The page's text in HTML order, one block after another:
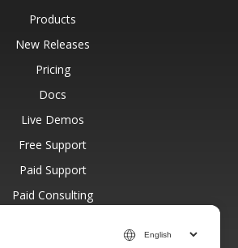
Products
New Releases
Pricing
Docs
Live Demos
Free Support
Paid Support
Paid Consulting